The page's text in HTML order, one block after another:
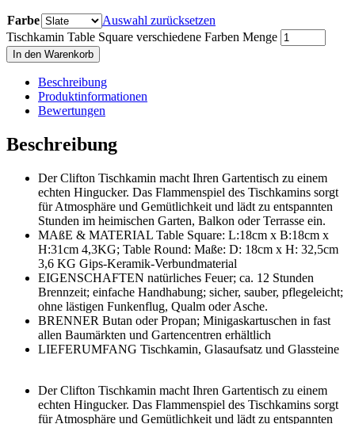
Farbe
Auswahl zurücksetzen
Tischkamin Table Square verschiedene Farben Menge
In den Warenkorb
Beschreibung
Produktinformationen
Bewertungen
Beschreibung
Der Clifton Tischkamin macht Ihren Gartentisch zu einem
echten Hingucker. Das Flammenspiel des Tischkamins sorgt
für Atmosphäre und Gemütlichkeit und lädt zu entspannten
Stunden im heimischen Garten, Balkon oder Terrasse ein.
MAßE & MATERIAL Table Square: L:18cm x B:18cm x
H:31cm 4,3KG; Table Round: Maße: D: 18cm x H: 32,5cm
3,6 KG Gips-Keramik-Verbundmaterial
EIGENSCHAFTEN natürliches Feuer; ca. 12 Stunden
Brennzeit; einfache Handhabung; sicher, sauber, pflegeleicht;
ohne lästigen Funkenflug, Qualm oder Asche.
BRENNER Butan oder Propan; Minigaskartuschen in fast
allen Baumärkten und Gartencentren erhältlich
LIEFERUMFANG Tischkamin, Glasaufsatz und Glassteine
Der Clifton Tischkamin macht Ihren Gartentisch zu einem
echten Hingucker. Das Flammenspiel des Tischkamins sorgt
für Atmosphäre und Gemütlichkeit und lädt zu entspannten